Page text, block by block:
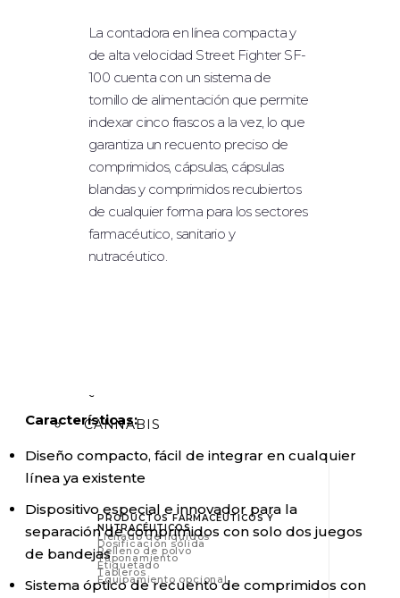
ETIQUETADO
TABLEROS DE MESA
INDUSTRIAS
FARMACÉUTICO/NUTRACÉUTICO
BIOTECNOLOGÍA/CIENCIAS DE LA
CANNABIS
PRODUCTOS FARMACÉUTICOS Y
NUTRACÉUTICOS
Llenado de líquidos
Dosificación sólida
Relleno de polvo
Taponamiento
Etiquetado
Tableros
Equipamiento opcional
La contadora en línea compacta y
de alta velocidad Street Fighter SF-
100 cuenta con un sistema de
tornillo de alimentación que permite
indexar cinco frascos a la vez, lo que
garantiza un recuento preciso de
comprimidos, cápsulas, cápsulas
blandas y comprimidos recubiertos
de cualquier forma para los sectores
farmacéutico, sanitario y
nutracéutico.
Características:
Diseño compacto, fácil de integrar en cualquier
línea ya existente
Dispositivo especial e innovador para la
separación de comprimidos con solo dos juegos
de bandejas
Sistema óptico de recuento de comprimidos con